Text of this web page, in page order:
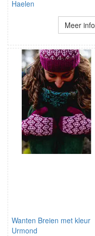
Haelen
Meer info
Wanten Breien met kleur
Urmond